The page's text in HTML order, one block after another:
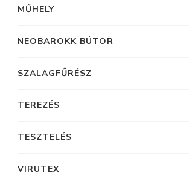
MŰHELY
NEOBAROKK BÚTOR
SZALAGFŰRÉSZ
TEREZÉS
TESZTELÉS
VIRUTEX